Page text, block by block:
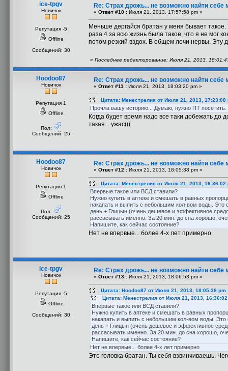
ice-tpgv
Новичок
Репутация -5
Offline
Сообщений: 30
Re: Страх дрожь... не возможно найти себе
« Ответ #10 : Июля 21, 2013, 17:57:58 pm »
Меньше дергайся братан у меня бывает
раза 4 за всю жизнь была такое, что я не мог
потом резкий вздох. В общем лечи нервы. Эту
« Последнее редактирование: Июля 21, 2013,
Hoodoo87
Новичок
Репутация 1
Offline
Пол:
Сообщений: 25
Re: Страх дрожь... не возможно найти себе
« Ответ #11 : Июля 21, 2013, 18:03:20 pm »
Цитата: Менестрелия от Июля 21, 2013, 17:23:08
Прочла вашу историю... Думаю, нужно ПТ посетить.
Когда будет время надо все таки добежать до
такая....ужас(((
Hoodoo87
Новичок
Репутация 1
Offline
Пол:
Сообщений: 25
Re: Страх дрожь... не возможно найти себе
« Ответ #12 : Июля 21, 2013, 18:05:38 pm »
Цитата: Менестрелия от Июля 21, 2013, 16:36:02
Впервые такое или ВСД ставили?
Нужно купить в аптеке и смешать в равных
накапать и выпить с небольшим кол-вом воды. Это
день + Глицын (очень дешевое и эффективное
рассасывать именно. За 20 мин. до сна хорошо,
Напишите, как сейчас состояние?
Нет не впервые... более 4-х лет примерно
ice-tpgv
Новичок
Репутация -5
Offline
Сообщений: 30
Re: Страх дрожь... не возможно найти себе
« Ответ #13 : Июля 21, 2013, 18:06:53 pm »
Цитата: Hoodoo87 от Июля 21, 2013, 18:05:38 pm
Цитата: Менестрелия от Июля 21, 2013,
Впервые такое или ВСД ставили?
Нужно купить в аптеке и смешать в равных
накапать и выпить с небольшим кол-вом воды.
день + Глицын (очень дешевое и эффективное
рассасывать именно. За 20 мин. до сна хорошо,
Напишите, как сейчас состояние?
Нет не впервые... более 4-х лет примерно
Это головка братан. Ты себя взвинчиваешь.